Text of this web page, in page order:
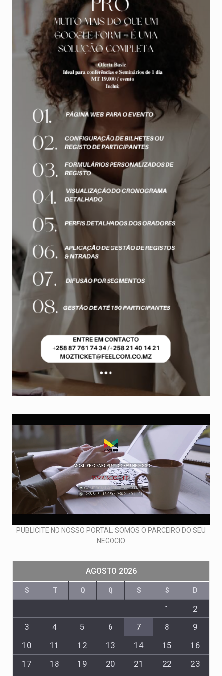
PUBLICITE NO NOSSO PORTAL: SOMOS O PARCEIRO DO SEU
NEGOCIO
AGOSTO 2026
S T Q Q S S D
1
2
3
4 5 6 7 8
9
10
11 12 13 14 15
16
17
18 19 20 21 22
23